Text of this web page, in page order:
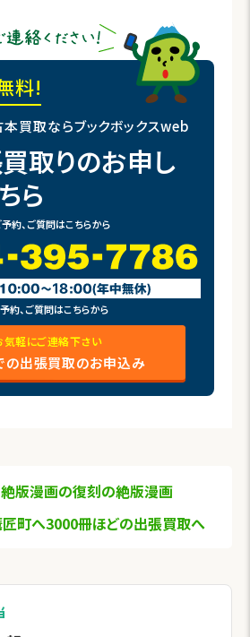
料!
買取ならブックボックスweb
取りのお申し
ら
約、ご質問はこちらから
約、ご質問はこちらから
気軽にご連絡下さい
の出張買取のお申込み
版漫画の復刻の絶版漫画
町へ3000冊ほどの出張買取へ